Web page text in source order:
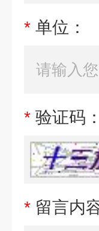
* 单位：
* 验证码：
* 留言内